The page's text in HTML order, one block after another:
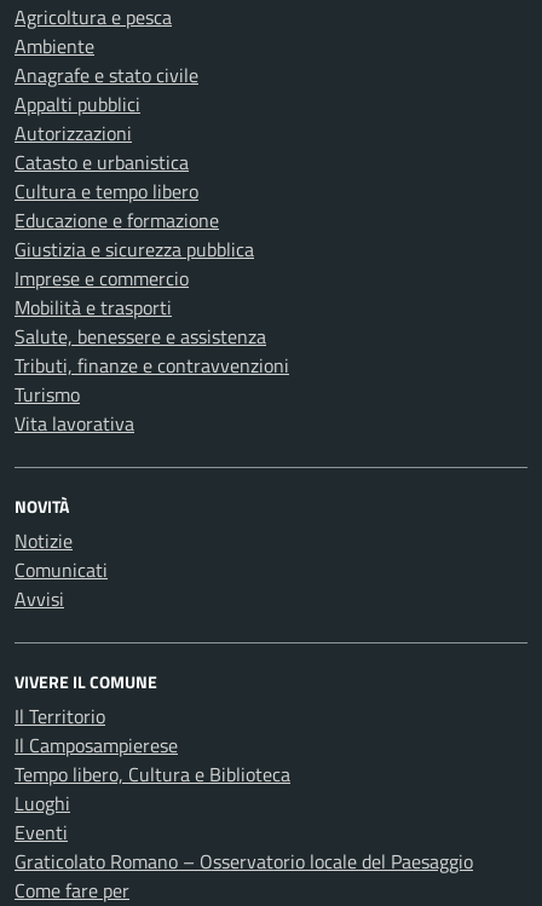
Agricoltura e pesca
Ambiente
Anagrafe e stato civile
Appalti pubblici
Autorizzazioni
Catasto e urbanistica
Cultura e tempo libero
Educazione e formazione
Giustizia e sicurezza pubblica
Imprese e commercio
Mobilità e trasporti
Salute, benessere e assistenza
Tributi, finanze e contravvenzioni
Turismo
Vita lavorativa
NOVITÀ
Notizie
Comunicati
Avvisi
VIVERE IL COMUNE
Il Territorio
Il Camposampierese
Tempo libero, Cultura e Biblioteca
Luoghi
Eventi
Graticolato Romano – Osservatorio locale del Paesaggio
Come fare per